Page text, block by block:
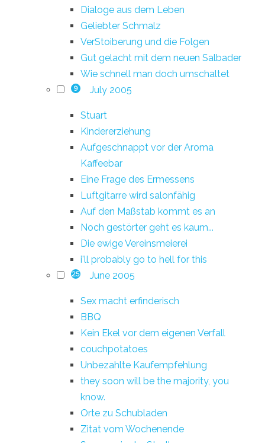
Dialoge aus dem Leben
Geliebter Schmalz
VerStoiberung und die Folgen
Gut gelacht mit dem neuen Salbader
Wie schnell man doch umschaltet
9 July 2005
Stuart
Kindererziehung
Aufgeschnappt vor der Aroma
Kaffeebar
Eine Frage des Ermessens
Luftgitarre wird salonfähig
Auf den Maßstab kommt es an
Noch gestörter geht es kaum...
Die ewige Vereinsmeierei
i'll probably go to hell for this
25 June 2005
Sex macht erfinderisch
BBQ
Kein Ekel vor dem eigenen Verfall
couchpotatoes
Unbezahlte Kaufempfehlung
they soon will be the majority, you
know.
Orte zu Schubladen
Zitat vom Wochenende